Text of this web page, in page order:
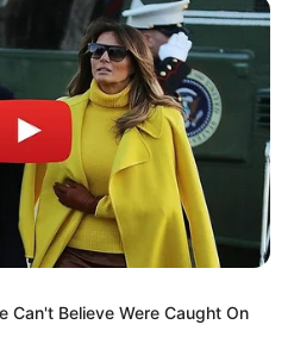
LAINNYA
Can't Believe Were Caught On